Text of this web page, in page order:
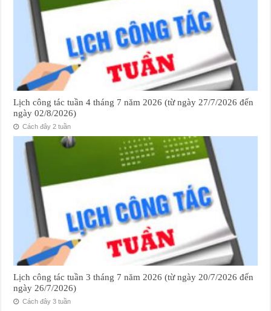
Lịch công tác tuần 4 tháng 7 năm 2026 (từ ngày 27/7/2026 đến
ngày 02/8/2026)
Cách đây 2 tuần
Lịch công tác tuần 3 tháng 7 năm 2026 (từ ngày 20/7/2026 đến
ngày 26/7/2026)
Cách đây 3 tuần